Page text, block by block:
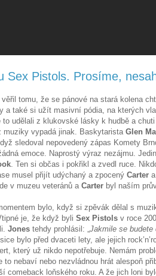
Sex Pistols. Prosíme,
věřil tomu, že se pánové na stará kolena
a také si užít masivní pódia, na kterých
to udělali z klukovské lásky k hudbě a
muziky vypadá jinak. Baskytarista Glen
sledoval nepovedený zápas Komety
emoce. Naprostý výraz nezájmu.
. Ten si občas i pokřikl a zvedl ruce.
musel přijít udýchaný a zpocený Carter
v muzeu veteránů aCarter byl naším
bylo, když si zpěvák dělal s
je, že když byli Sex Pistols v roce
Jones tehdy prohlásil: „Jakmile se budete
bylo před dvaceti lety, ale jejich
který už nikdo nepotřebuje. Nemám
to nebaví nebo nezvládnou hrát alespoň
comeback loňského roku. A že jich loni